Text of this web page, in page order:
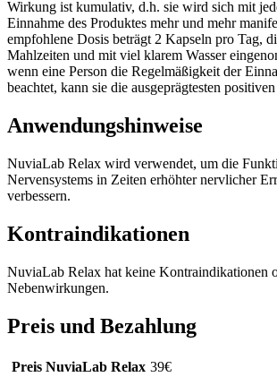
Wirkung ist kumulativ, d.h. sie wird sich mit
Einnahme des Produktes mehr und mehr
empfohlene Dosis beträgt 2 Kapseln pro Tag,
Mahlzeiten und mit viel klarem Wasser
wenn eine Person die Regelmäßigkeit der
beachtet, kann sie die ausgeprägtesten
Anwendungshinweise
NuviaLab Relax wird verwendet, um die
Nervensystems in Zeiten erhöhter nervlicher
verbessern.
Kontraindikationen
NuviaLab Relax hat keine Kontraindikationen
Nebenwirkungen.
Preis und Bezahlung
Preis NuviaLab Relax 39€